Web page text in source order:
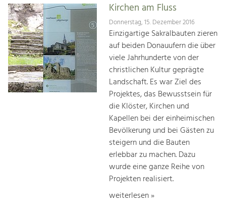
Kirchen am Fluss
Donnerstag, 15. Dezember 2016
Einzigartige Sakralbauten zieren
auf beiden Donauufern die über
viele Jahrhunderte von der
christlichen Kultur geprägte
Landschaft. Es war Ziel des
Projektes, das Bewusstsein für
die Klöster, Kirchen und
Kapellen bei der einheimischen
Bevölkerung und bei Gästen zu
steigern und die Bauten
erlebbar zu machen. Dazu
wurde eine ganze Reihe von
Projekten realisiert.
weiterlesen »